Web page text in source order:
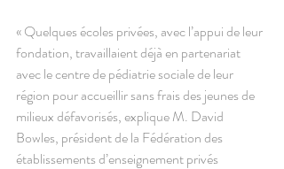
« Quelques écoles privées, avec l’appui de leur
fondation, travaillaient déjà en partenariat
avec le centre de pédiatrie sociale de leur
région pour accueillir sans frais des jeunes de
milieux défavorisés, explique M. David
Bowles, président de la Fédération des
établissements d’enseignement privés